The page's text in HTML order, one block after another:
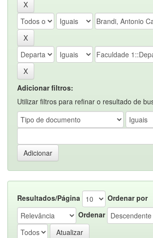
Adicionar filtros:
Utilizar filtros para refinar o resultado de
Resultados/Página
Ordenar por
Ordenar